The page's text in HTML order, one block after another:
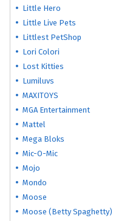
Little Hero
Little Live Pets
Littlest PetShop
Lori Colori
Lost Kitties
Lumiluvs
MAXITOYS
MGA Entertainment
Mattel
Mega Bloks
Mic-O-Mic
Mojo
Mondo
Moose
Moose (Betty Spaghetty)